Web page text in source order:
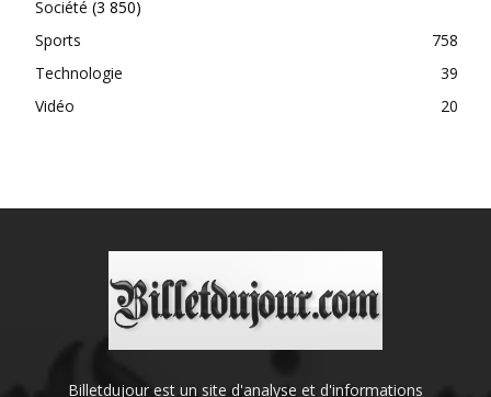
Société (3 850)
Sports
758
Technologie
39
Vidéo
20
Billetdujour est un site d'analyse et d'informations